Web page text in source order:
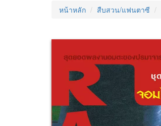
หน้าหลัก สืบสวน/แฟนตาซี